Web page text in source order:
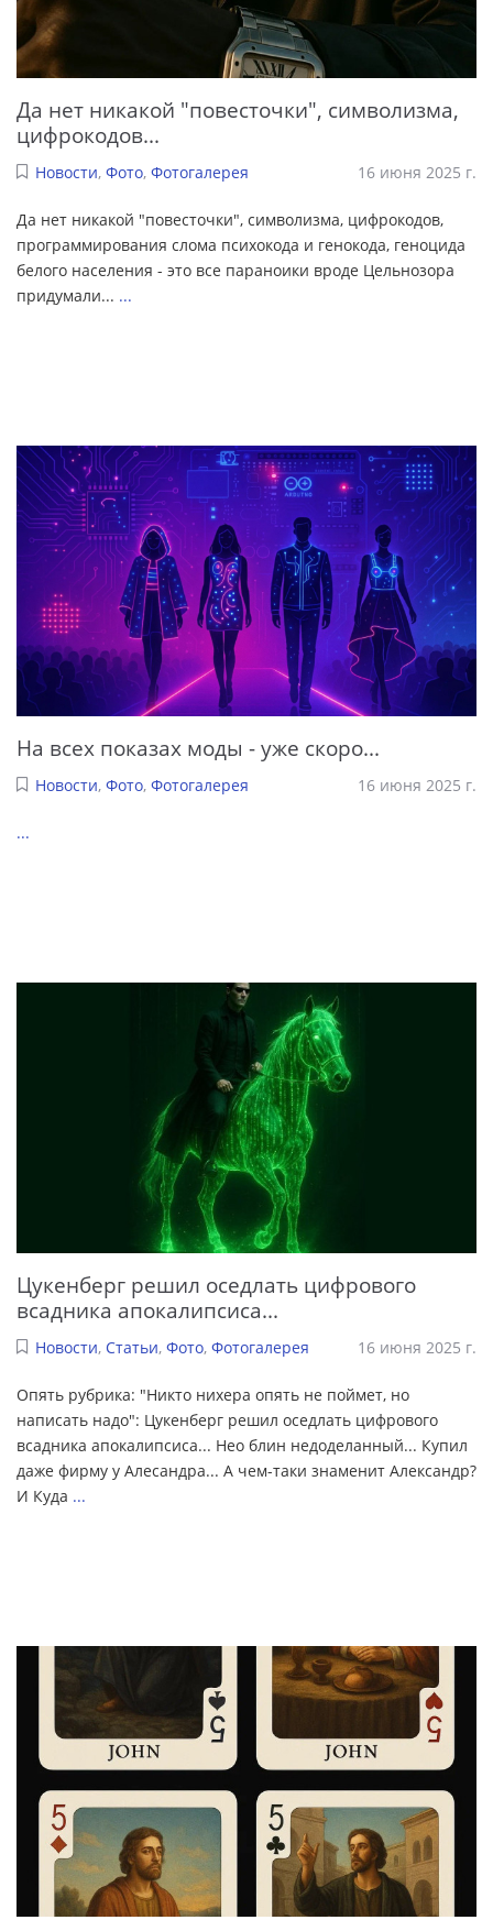
Да нет никакой "повесточки", символизма,
цифрокодов...
Новости, Фото, Фотогалерея 16 июня 2025 г.
Да нет никакой "повесточки", символизма, цифрокодов,
программирования слома психокода и генокода, геноцида
белого населения - это все параноики вроде Цельнозора
придумали... ...
На всех показах моды - уже скоро...
Новости, Фото, Фотогалерея 16 июня 2025 г.
...
Цукенберг решил оседлать цифрового
всадника апокалипсиса...
Новости, Статьи, Фото, Фотогалерея 16 июня 2025 г.
Опять рубрика: "Никто нихера опять не поймет, но
написать надо": Цукенберг решил оседлать цифрового
всадника апокалипсиса... Нео блин недоделанный... Купил
даже фирму у Алесандра... А чем-таки знаменит Александр?
И Куда ...